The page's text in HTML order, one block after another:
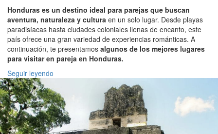
Honduras es un destino ideal para parejas que buscan
aventura, naturaleza y cultura en un solo lugar. Desde playas
paradisíacas hasta ciudades coloniales llenas de encanto, este
país ofrece una gran variedad de experiencias románticas. A
continuación, te presentamos algunos de los mejores lugares
para visitar en pareja en Honduras.
Seguir leyendo